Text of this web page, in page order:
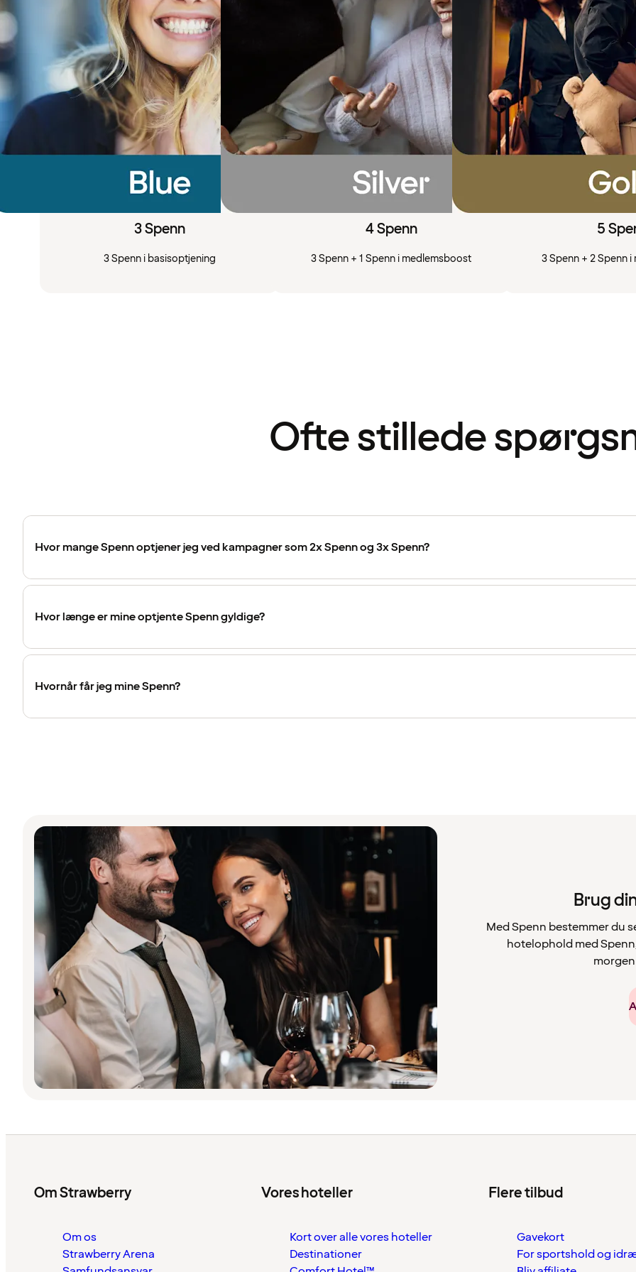
3 Spenn
3 Spenn i basisoptjening
4 Spenn
3 Spenn + 1 Spenn i medlemsboost
5
3 Spenn + 2 Spenn
Ofte stillede
Hvor mange Spenn optjener jeg ved kampagner som 2x Spenn og 3x Spenn?
Hvor længe er mine optjente Spenn gyldige?
Hvornår får jeg mine Spenn?
Brug
Med Spenn bestemmer du
hotelophold med
Om Strawberry
Om os
Strawberry Arena
Vores hoteller
Kort over alle vores hoteller
Destinationer
Flere tilbud
Gavekort
For sportshold og